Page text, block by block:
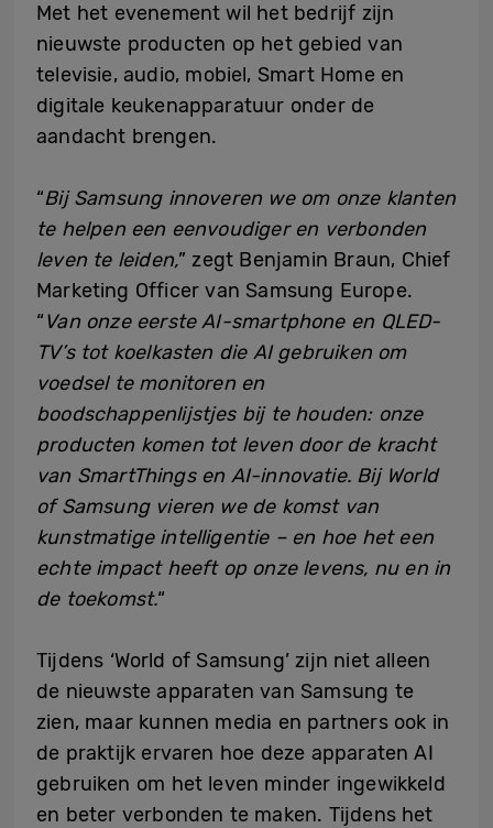
Met het evenement wil het bedrijf zijn
nieuwste producten op het gebied van
televisie, audio, mobiel, Smart Home en
digitale keukenapparatuur onder de
aandacht brengen.
“Bij Samsung innoveren we om onze klanten
te helpen een eenvoudiger en verbonden
leven te leiden,” zegt Benjamin Braun, Chief
Marketing Officer van Samsung Europe.
“Van onze eerste AI-smartphone en QLED-
TV’s tot koelkasten die AI gebruiken om
voedsel te monitoren en
boodschappenlijstjes bij te houden: onze
producten komen tot leven door de kracht
van SmartThings en AI-innovatie. Bij World
of Samsung vieren we de komst van
kunstmatige intelligentie – en hoe het een
echte impact heeft op onze levens, nu en in
de toekomst.“
Tijdens ‘World of Samsung’ zijn niet alleen
de nieuwste apparaten van Samsung te
zien, maar kunnen media en partners ook in
de praktijk ervaren hoe deze apparaten AI
gebruiken om het leven minder ingewikkeld
en beter verbonden te maken. Tijdens het